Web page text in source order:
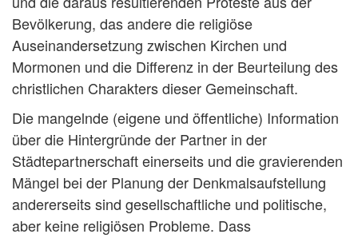
Bevölkerung, das andere die religiöse
Auseinandersetzung zwischen Kirchen und
Mormonen und die Differenz in der Beurteilung des
christlichen Charakters dieser Gemeinschaft.
Die mangelnde (eigene und öffentliche) Information
über die Hintergründe der Partner in der
Städtepartnerschaft einerseits und die gravierenden
Mängel bei der Planung der Denkmalsaufstellung
andererseits sind gesellschaftliche und politische,
aber keine religiösen Probleme. Dass